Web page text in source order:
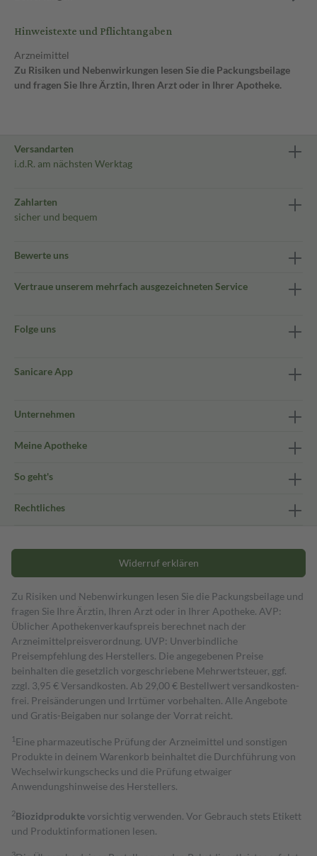
Hinweistexte und Pflichtangaben
Arzneimittel
Zu Risiken und Nebenwirkungen lesen Sie die Packungsbeilage
und fragen Sie Ihre Ärztin, Ihren Arzt oder in Ihrer Apotheke.
Versandarten
i.d.R. am nächsten Werktag
Zahlarten
sicher und bequem
Bewerte uns
Vertraue unserem mehrfach ausgezeichneten Service
Folge uns
Sanicare App
Unternehmen
Meine Apotheke
So geht's
Rechtliches
Widerruf erklären
Zu Risiken und Nebenwirkungen lesen Sie die Packungsbeilage und
fragen Sie Ihre Ärztin, Ihren Arzt oder in Ihrer Apotheke. AVP:
Üblicher Apothekenverkaufspreis berechnet nach der
Arzneimittelpreisverordnung. UVP: Unverbindliche
Preisempfehlung des Herstellers. Die angegebenen Preise
beinhalten die gesetzlich vorgeschriebene Mehrwertsteuer, ggf.
zzgl. 3,95 € Versandkosten. Ab 29,00 € Bestell­wert versand­kosten­
frei. Preisänderungen und Irrtümer vorbehalten. Alle Angebote
und Gratis-Beigaben nur solange der Vorrat reicht.
1 Eine pharmazeutische Prüfung der Arzneimittel und sonstigen
Produkte in deinem Warenkorb beinhaltet die Durchführung von
Wechselwirkungschecks und die Prüfung etwaiger
Anwendungshinweise des Herstellers.
2Biozidproduktevorsichtig verwenden. Vor Gebrauch stets Etikett
und Produktinformationen lesen.